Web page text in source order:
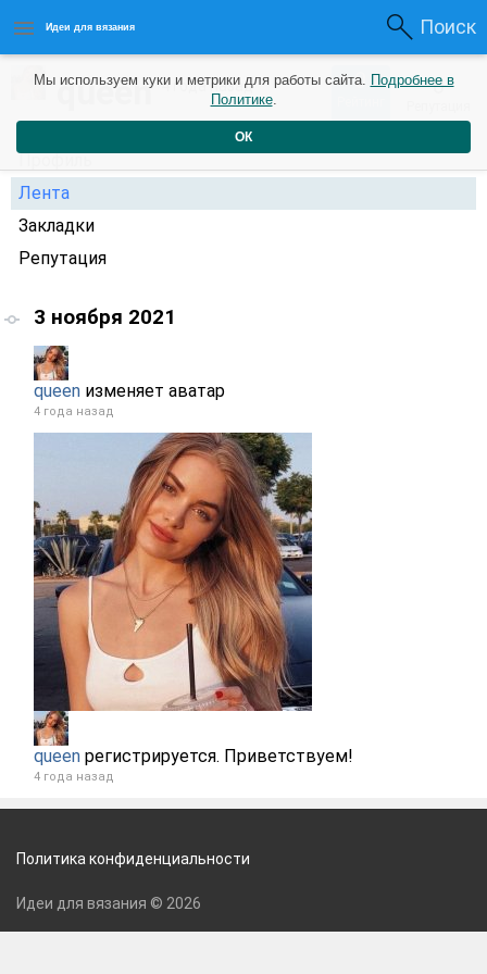
Идеи для вязания Поиск
queen4 года назад 0 0
Профиль
Лента
Закладки
Репутация
3 ноября 2021
queen изменяет аватар
4 года назад
queen регистрируется. Приветствуем!
4 года назад
Мы используем куки и метрики для работы сайта. Подробнее в
Политике.
ОК
Политика конфиденциальности
Идеи для вязания © 2026